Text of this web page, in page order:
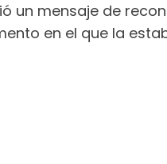
un mensaje de
en el que la